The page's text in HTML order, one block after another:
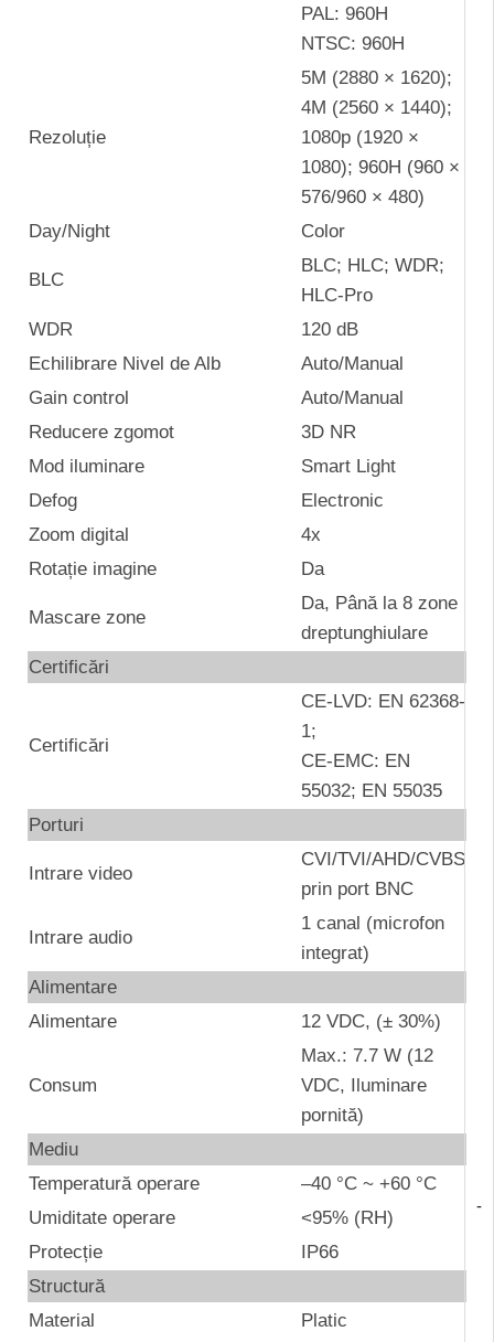
-
PAL: 960H
NTSC: 960H
Rezoluție
5M (2880 × 1620);
4M (2560 × 1440);
1080p (1920 ×
1080); 960H (960 ×
576/960 × 480)
Day/Night
Color
BLC
BLC; HLC; WDR;
HLC-Pro
WDR
120 dB
Echilibrare Nivel de Alb
Auto/Manual
Gain control
Auto/Manual
Reducere zgomot
3D NR
Mod iluminare
Smart Light
Defog
Electronic
Zoom digital
4x
Rotație imagine
Da
Mascare zone
Da, Până la 8 zone
dreptunghiulare
Certificări
Certificări
CE-LVD: EN 62368-
1;
CE-EMC: EN
55032; EN 55035
Porturi
Intrare video
CVI/TVI/AHD/CVBS
prin port BNC
Intrare audio
1 canal (microfon
integrat)
Alimentare
Alimentare
12 VDC, (± 30%)
Consum
Max.: 7.7 W (12
VDC, Iluminare
pornită)
Mediu
Temperatură operare
–40 °C ~ +60 °C
Umiditate operare
<95% (RH)
Protecție
IP66
Structură
Material
Platic